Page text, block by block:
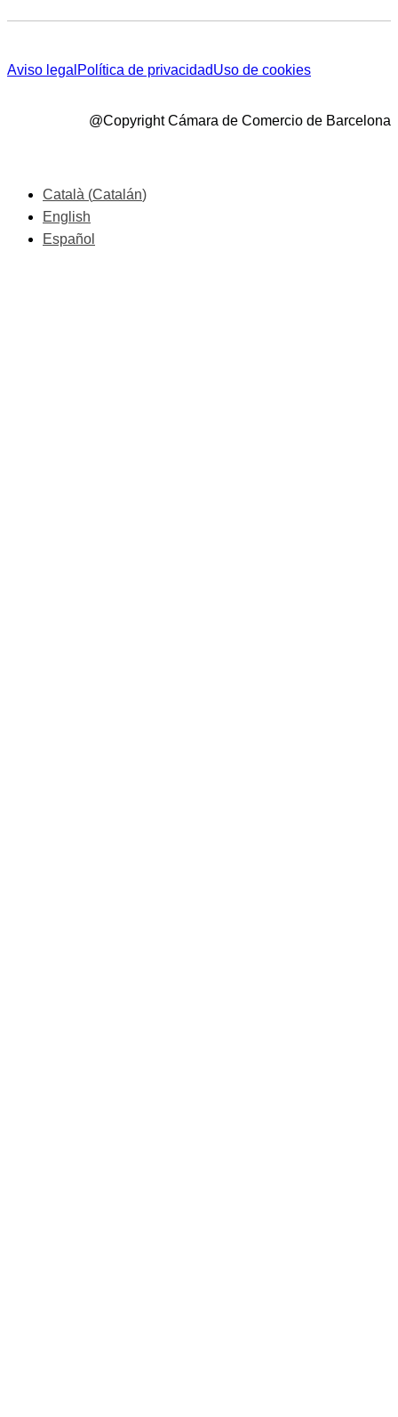
Aviso legal Política de privacidadUso de cookies
@Copyright Cámara de Comercio de Barcelona
Català (Catalán)
English
Español